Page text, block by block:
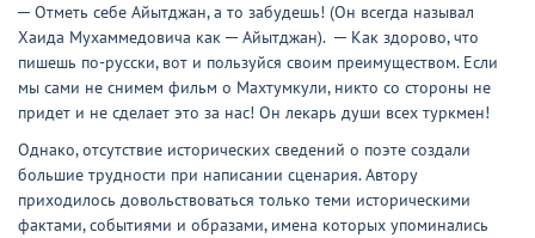
─ Отметь себе Айытджан, а то забудешь! (Он всегда называл
Хаида Мухаммедовича как ─ Айытджан). ─ Как здорово, что
пишешь по-русски, вот и пользуйся своим преимуществом. Если
мы сами не снимем фильм о Махтумкули, никто со стороны не
придет и не сделает это за нас! Он лекарь души всех туркмен!
Однако, отсутствие исторических сведений о поэте создали
большие трудности при написании сценария. Автору
приходилось довольствоваться только теми историческими
фактами, событиями и образами, имена которых упоминались